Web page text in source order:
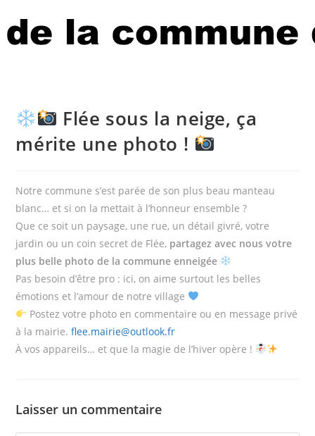
Flée sous la neige, ça
mérite une photo !
Notre commune s’est parée de son plus beau manteau
blanc… et si on la mettait à l’honneur ensemble ?
Que ce soit un paysage, une rue, un détail givré, votre
jardin ou un coin secret de Flée, partagez avec nous votre
plus belle photo de la commune enneigée
Pas besoin d’être pro : ici, on aime surtout les belles
émotions et l’amour de notre village
Postez votre photo en commentaire ou en message privé
à la mairie.flee.mairie@outlook.fr
À vos appareils… et que la magie de l’hiver opère !
Laisser un commentaire